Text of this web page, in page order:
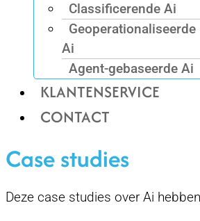
Classificerende Ai
Geoperationaliseerde
Ai
Agent-gebaseerde Ai
KLANTENSERVICE
CONTACT
Case studies
Deze case studies over Ai